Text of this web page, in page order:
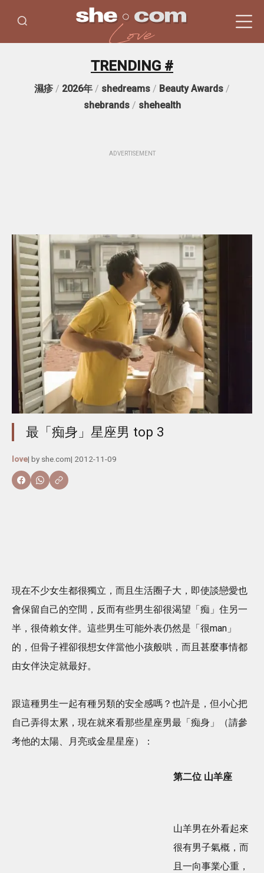
TRENDING #
濕疹 / 2026年 / shedreams / Beauty Awards /
shebrands/ shehealth
ADVERTISEMENT
最「痴身」星座男 top 3
love| by she.com| 2012-11-09
現在不少女生都很獨立，而且生活圈子大，即使談戀愛也
會保留自己的空間，反而有些男生卻很渴望「痴」住另一
半，很倚賴女伴。這些男生可能外表仍然是「很man」
的，但骨子裡卻很想女伴當他小孩般哄，而且甚麼事情都
由女伴決定就最好。
跟這種男生一起有種另類的安全感嗎？也許是，但小心把
自己弄得太累，現在就來看那些星座男最「痴身」（請參
考他的太陽、月亮或金星星座）：
第二位 山羊座
山羊男在外看起來
很有男子氣概，而
且一向事業心重，